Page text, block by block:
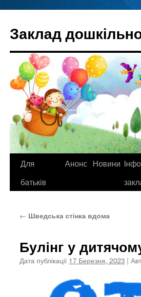
вмісту
Заклад
Для
батьків
Анонс Новини
← Шведська стінка вдома
Булінг у
Дата публікації 17 Березня, 2023 |